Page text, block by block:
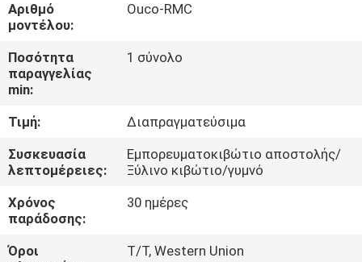
ΣΧΕΤΙΚΆ
ΜΕ
ΕΜΆΣ
ΕΠΙΣΚΈΨΕΙΣ
ΣΤΟ
ΕΡΓΟΣΤΆΣΙΟ
ΈΛΕΓΧΟΣ
Αριθμό
μοντέλου:
Ouco-RMC
Ποσότητα
παραγγελίας
min:
1 σύνολο
Τιμή:
Διαπραγματεύσιμα
Συσκευασία
λεπτομέρειες:
Εμπορευματοκιβώτιο αποστολής/
Ξύλινο κιβώτιο/γυμνό
Χρόνος
παράδοσης:
30 ημέρες
Όροι
T/T, Western Union